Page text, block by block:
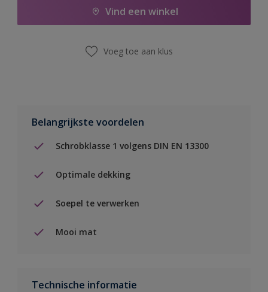
Vind een winkel
Voeg toe aan klus
Belangrijkste voordelen
Schrobklasse 1 volgens DIN EN 13300
Optimale dekking
Soepel te verwerken
Mooi mat
Technische informatie